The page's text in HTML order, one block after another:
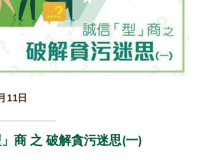
11日
商 之 破解貪污迷思(一)